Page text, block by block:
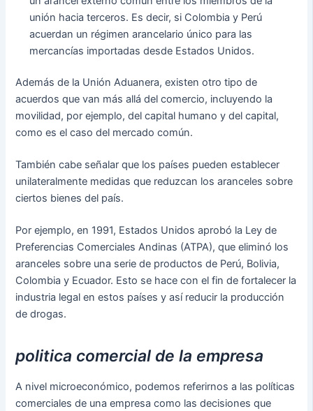
unión hacia terceros. Es decir, si Colombia y Perú
acuerdan un régimen arancelario único para las
mercancías importadas desde Estados Unidos.
Además de la Unión Aduanera, existen otro tipo de
acuerdos que van más allá del comercio, incluyendo la
movilidad, por ejemplo, del capital humano y del capital,
como es el caso del mercado común.
También cabe señalar que los países pueden establecer
unilateralmente medidas que reduzcan los aranceles sobre
ciertos bienes del país.
Por ejemplo, en 1991, Estados Unidos aprobó la Ley de
Preferencias Comerciales Andinas (ATPA), que eliminó los
aranceles sobre una serie de productos de Perú, Bolivia,
Colombia y Ecuador. Esto se hace con el fin de fortalecer la
industria legal en estos países y así reducir la producción
de drogas.
politica comercial de la empresa
A nivel microeconómico, podemos referirnos a las políticas
comerciales de una empresa como las decisiones que